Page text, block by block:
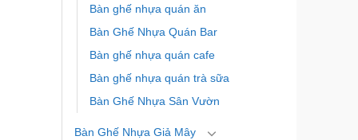
Bàn ghế nhựa quán ăn
Bàn Ghế Nhựa Quán Bar
Bàn ghế nhựa quán cafe
Bàn ghế nhựa quán trà sữa
Bàn Ghế Nhựa Sân Vườn
Bàn Ghế Nhựa Giả Mây